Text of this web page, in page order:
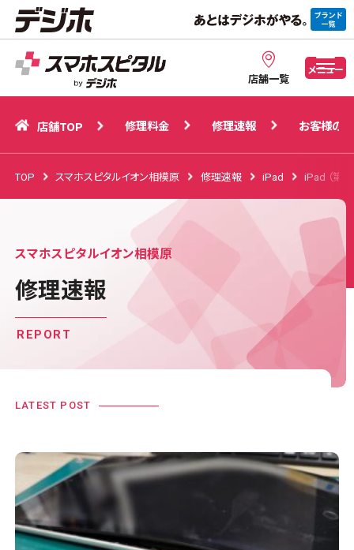
店舗一覧
メニュー
店舗TOP 修理速報 お客様の声
店舗TOP 修理料金 修理速報 お客様の声
TOP スマホスピタルイオン相模原 修理速報 iPad iPad （第9
スマホスピタルイオン相模原
修理速報
REPORT
LATEST POST